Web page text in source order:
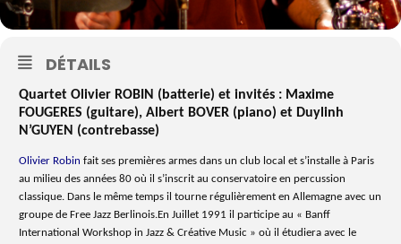
DÉTAILS
Quartet Olivier ROBIN (batterie) et invités : Maxime
FOUGERES (guitare), Albert BOVER (piano) et Duylinh
N’GUYEN (contrebasse)
Olivier Robin fait ses premières armes dans un club local et s’installe à Paris
au milieu des années 80 où il s’inscrit au conservatoire en percussion
classique. Dans le même temps il tourne régulièrement en Allemagne avec un
groupe de Free Jazz Berlinois.En Juillet 1991 il participe au « Banff
International Workshop in Jazz & Créative Music » où il étudiera avec le